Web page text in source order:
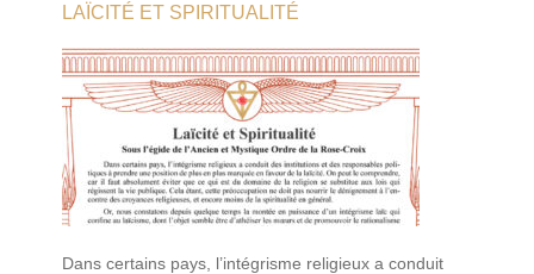
LAÏCITÉ ET SPIRITUALITÉ
Dans certains pays, l’intégrisme religieux a conduit